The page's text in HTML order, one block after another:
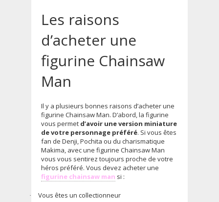
Les raisons
d’acheter une
figurine Chainsaw
Man
Il y a plusieurs bonnes raisons d’acheter une
figurine Chainsaw Man. D’abord, la figurine
vous permet d’avoir une version miniature
de votre personnage préféré. Si vous êtes
fan de Denji, Pochita ou du charismatique
Makima, avec une figurine Chainsaw Man
vous vous sentirez toujours proche de votre
héros préféré. Vous devez acheter une
figurine chainsaw man si :
· Vous êtes un collectionneur